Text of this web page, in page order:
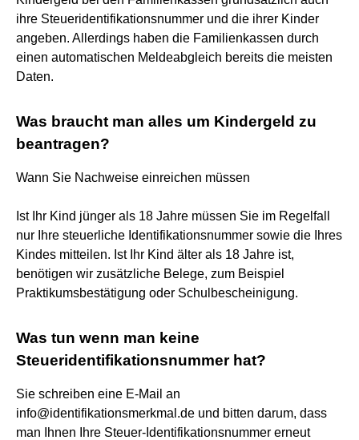
ihre Steueridentifikationsnummer und die ihrer Kinder
angeben. Allerdings haben die Familienkassen durch
einen automatischen Meldeabgleich bereits die meisten
Daten.
Was braucht man alles um Kindergeld zu
beantragen?
Wann Sie Nachweise einreichen müssen
Ist Ihr Kind jünger als 18 Jahre müssen Sie im Regelfall
nur Ihre steuerliche Identifikationsnummer sowie die Ihres
Kindes mitteilen. Ist Ihr Kind älter als 18 Jahre ist,
benötigen wir zusätzliche Belege, zum Beispiel
Praktikumsbestätigung oder Schulbescheinigung.
Was tun wenn man keine
Steueridentifikationsnummer hat?
Sie schreiben eine E-Mail an
info@identifikationsmerkmal.de und bitten darum, dass
man Ihnen Ihre Steuer-Identifikationsnummer erneut